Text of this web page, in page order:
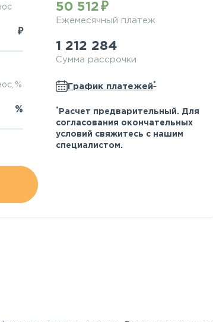
₽
%
%
50 512
Ежемесячный платеж
1 212 284
Сумма рассрочки
График платежей*
* Расчет предварительный. Для
согласования окончательных
условий свяжитесь с нашим
специалистом.